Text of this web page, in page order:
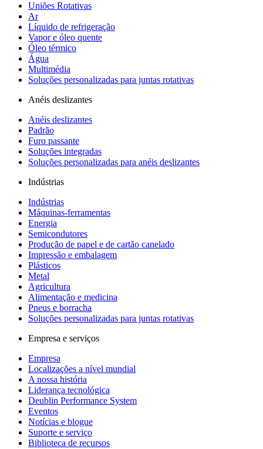
Uniões Rotativas
Ar
Líquido de refrigeração
Vapor e óleo quente
Óleo térmico
Água
Multimédia
Soluções personalizadas para juntas rotativas
Anéis deslizantes
Anéis deslizantes
Padrão
Furo passante
Soluções integradas
Soluções personalizadas para anéis deslizantes
Indústrias
Indústrias
Máquinas-ferramentas
Energia
Semicondutores
Produção de papel e de cartão canelado
Impressão e embalagem
Plásticos
Metal
Agricultura
Alimentação e medicina
Pneus e borracha
Soluções personalizadas para juntas rotativas
Empresa e serviços
Empresa
Localizações a nível mundial
A nossa história
Liderança tecnológica
Deublin Performance System
Eventos
Notícias e blogue
Suporte e serviço
Biblioteca de recursos